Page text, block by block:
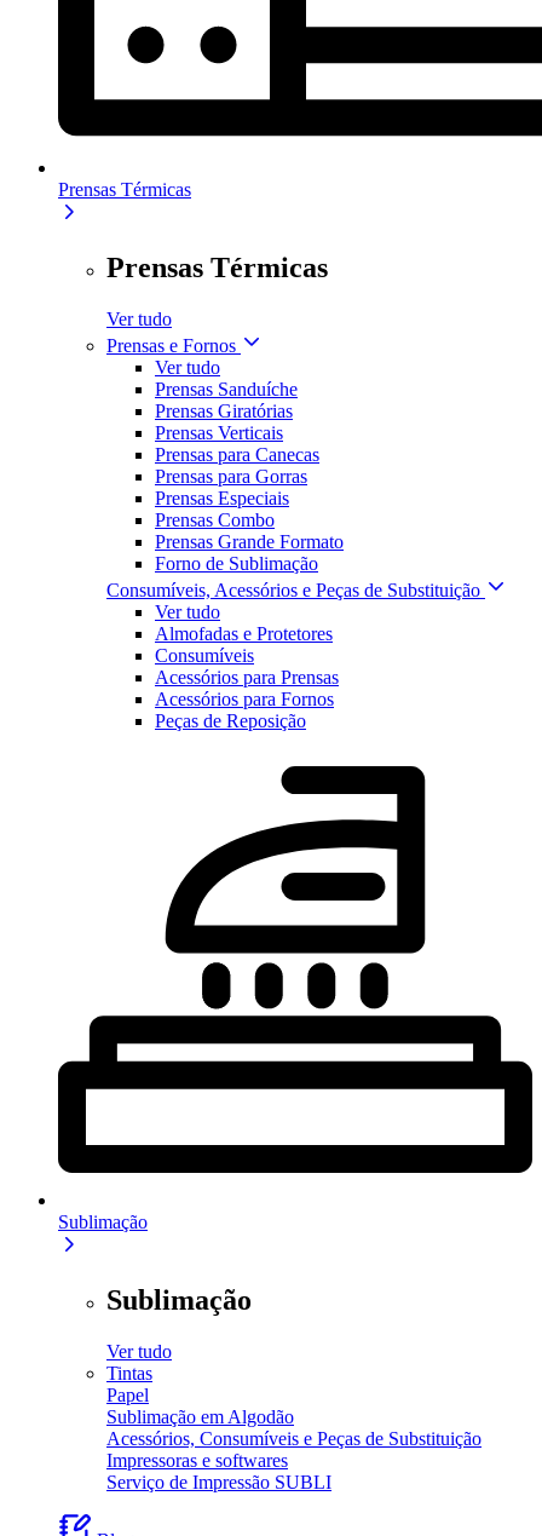
Prensas Térmicas
Prensas Térmicas
Ver tudo
Prensas e Fornos
Ver tudo
Prensas Sanduíche
Prensas Giratórias
Prensas Verticais
Prensas para Canecas
Prensas para Gorras
Prensas Especiais
Prensas Combo
Prensas Grande Formato
Forno de Sublimação
Consumíveis, Acessórios e Peças de Substituição
Ver tudo
Almofadas e Protetores
Consumíveis
Acessórios para Prensas
Acessórios para Fornos
Peças de Reposição
Sublimação
Sublimação
Ver tudo
Tintas
Papel
Sublimação em Algodão
Acessórios, Consumíveis e Peças de Substituição
Impressoras e softwares
Serviço de Impressão SUBLI